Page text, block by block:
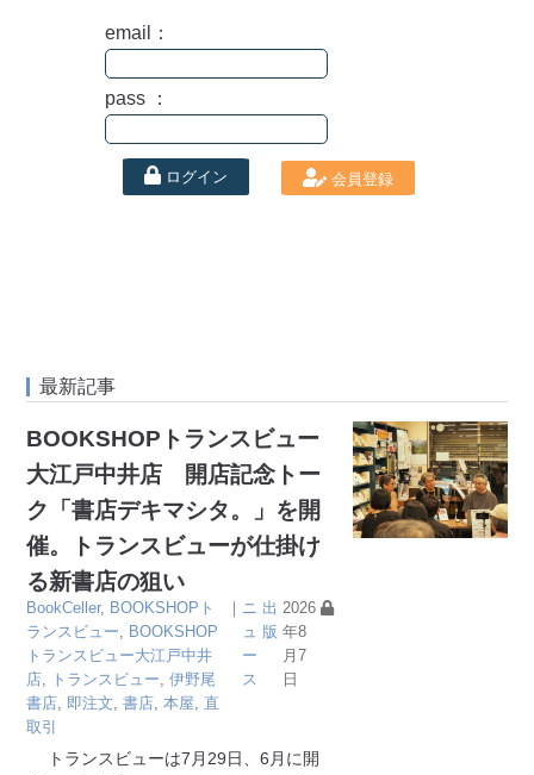
email：
pass ：
ログイン 会員登録
最新記事
BOOKSHOPトランスビュー
大江戸中井店 開店記念トー
ク「書店デキマシタ。」を開
催。トランスビューが仕掛け
る新書店の狙い
BookCeller, BOOKSHOPト
ランスビュー, BOOKSHOP
トランスビュー大江戸中井
店, トランスビュー,伊野尾
書店, 即注文,書店,本屋, 直
取引
｜ ニ
ュ
ー
ス
出
版
2026
年8
月7
日
トランスビューは7月29日、6月に開